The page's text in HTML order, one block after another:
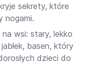
sekrety, które
nogami.
wsi: stary, lekko
basen, który
dzieci do